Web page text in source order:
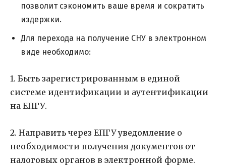
позволит сэкономить ваше время и сократить
издержки.
Для перехода на получение СНУ в электронном
виде необходимо:
1. Быть зарегистрированным в единой
системе идентификации и аутентификации
на ЕПГУ.
2. Направить через ЕПГУ уведомление о
необходимости получения документов от
налоговых органов в электронной форме.